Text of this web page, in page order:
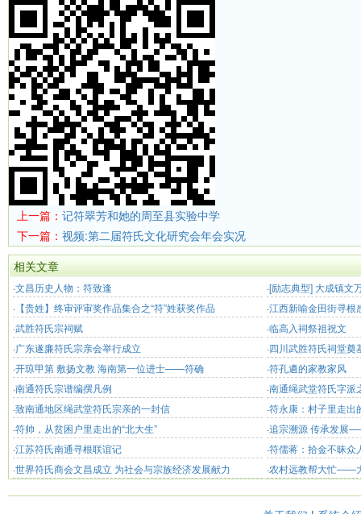
上一篇： 记符翠芳和她的周至县实验中学
下一篇： 视频:第二届符氏文化研究会年会实况
相关文章
·文昌历史人物：符致逢 ·[励志典型] 大成镇文
出务工 “靠双手我也
· 【贵姓】终审评审奖作品集合之“符”姓获奖作品 ·江西新喻金田街寻根
·武胜符氏宗祠赋 ·临高入祠祭祖祝文
·广东遂廉符氏宗亲会举行成立 ·四川武胜符氏祠堂奠
·开琼甲第 敷扬文教 海南第一位进士——符确 ·符孔遴的家教家风
·南通符氏宗谱编撰凡例 ·南通绳武堂符氏字派
·致南通地区绳武堂符氏宗亲的一封信 ·符永康：村子里走出
·符帅，从贫困户里走出的“北大生” ·追宗溯源 传承发展
·江苏符氏南通寻根联谊记 ·符儒蒋：拾金不昧众
·世界符氏商会文昌成立 为社会与宗族经济发展献力 ·农村远教帮大忙——